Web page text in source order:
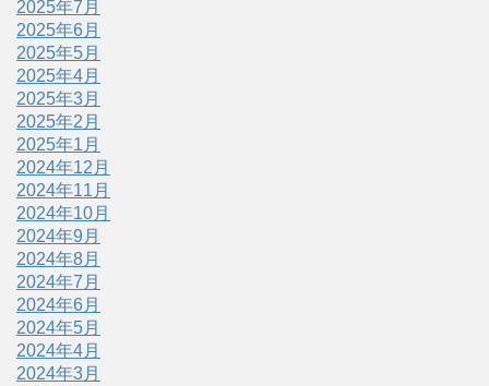
2025年7月
2025年6月
2025年5月
2025年4月
2025年3月
2025年2月
2025年1月
2024年12月
2024年11月
2024年10月
2024年9月
2024年8月
2024年7月
2024年6月
2024年5月
2024年4月
2024年3月